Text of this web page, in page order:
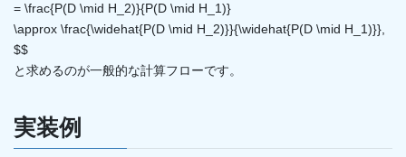
= \frac{P(D \mid H_2)}{P(D \mid H_1)}
\approx \frac{\widehat{P(D \mid H_2)}}{\widehat{P(D \mid H_1)}},
$$
と求めるのが一般的な計算フローです。
実装例